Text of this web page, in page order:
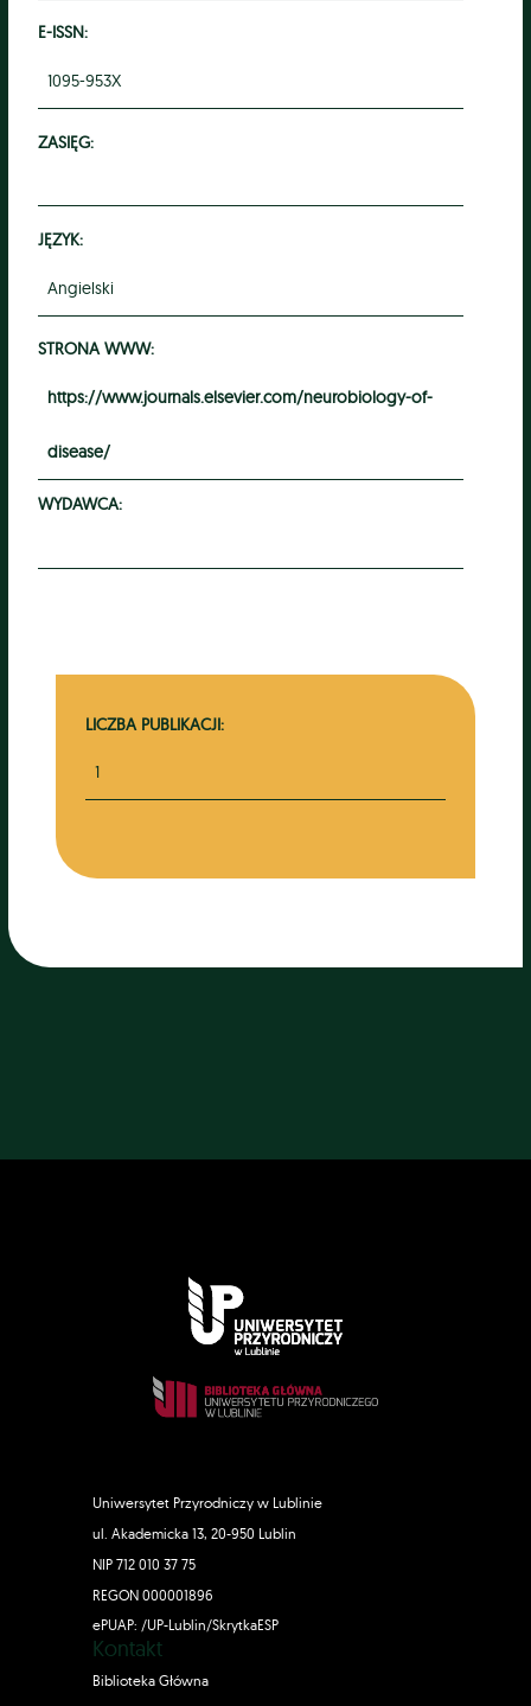
E-ISSN:
1095-953X
ZASIĘG:
JĘZYK:
Angielski
STRONA WWW:
https://www.journals.elsevier.com/neurobiology-of-
disease/
WYDAWCA:
LICZBA PUBLIKACJI:
1
Uniwersytet Przyrodniczy w Lublinie
ul. Akademicka 13, 20-950 Lublin
NIP 712 010 37 75
REGON 000001896
ePUAP: /UP-Lublin/SkrytkaESP
Kontakt
Biblioteka Główna